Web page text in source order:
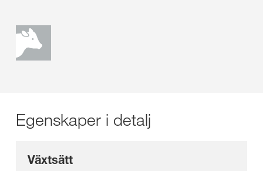
Egenskaper i detalj
Växtsätt